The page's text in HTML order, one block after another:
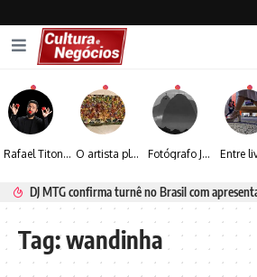
Rafael Titonelly leva magia e acolhimento a crianças em tratamento oncológico em Juiz de Fora O artista plástico Jorge Luiz transforma sustentabilidade e criatividade em arte contemporânea Fotógrafo José Roberto apresenta um olhar sensível sobre arquitetura, formas e luz na fotografia
DJ MTG confirma turnê no Brasil com apresentações em Goiânia, Porto Seguro e Rio de Janeiro
Tag:wandinha